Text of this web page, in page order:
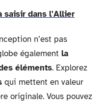
saisir dans l'Allier
n’est pas
également la
éléments. Explorez
qui mettent en valeur
originale. Vous pouvez